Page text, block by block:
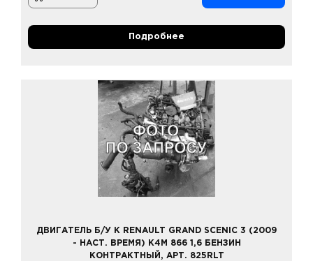
Подробнее
ДВИГАТЕЛЬ Б/У К RENAULT GRAND SCENIC 3 (2009
- НАСТ. ВРЕМЯ) K4M 866 1,6 БЕНЗИН
КОНТРАКТНЫЙ, АРТ. 825RLT